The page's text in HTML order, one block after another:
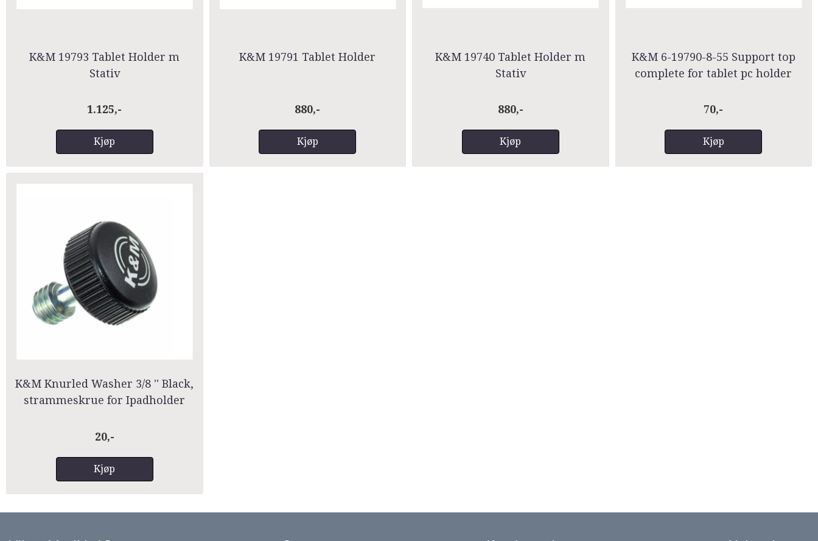
K&M 19793 Tablet Holder m
Stativ
1.125,-
Kjøp
K&M 19791 Tablet Holder
880,-
Kjøp
K&M 19740 Tablet Holder m
Stativ
880,-
Kjøp
K&M 6-19790-8-55 Support top
complete for tablet pc holder
70,-
Kjøp
K&M Knurled Washer 3/8 '' Black,
strammeskrue for Ipadholder
20,-
Kjøp